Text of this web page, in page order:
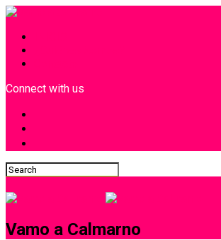
Connect with us
Vamo a Calmarno